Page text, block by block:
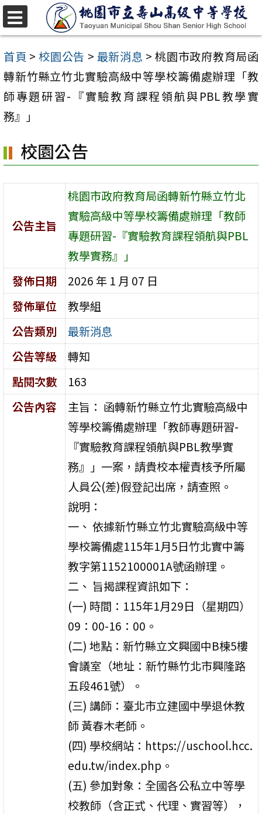
跳
至
主
要
內
容
首頁 > 校園公告 > 最新消息 > 桃園市政府教育局函
轉新竹縣立竹北實驗高級中等學校籌備處辦理「教
師專題研習-『實驗教育課程領航與PBL教學實
務』」
校園公告
公告主旨
桃園市政府教育局函轉新竹縣立竹北
實驗高級中等學校籌備處辦理「教師
專題研習-『實驗教育課程領航與PBL
教學實務』」
發佈日期
2026 年 1 月 07 日
發佈單位
教學組
公告類別
最新消息
公告等級
轉知
點閱次數
163
公告內容
主旨： 函轉新竹縣立竹北實驗高級中
等學校籌備處辦理「教師專題研習-
『實驗教育課程領航與PBL教學實
務』」一案，請貴校本權責核予所屬
人員公(差)假登記出席，請查照。
說明：
一、 依據新竹縣立竹北實驗高級中等
學校籌備處115年1月5日竹北實中籌
教字第1152100001A號函辦理。
二、 旨揭課程資訊如下：
(一) 時間：115年1月29日（星期四）
09：00-16：00。
(二) 地點：新竹縣立文興國中B棟5樓
會議室（地址：新竹縣竹北市興隆路
五段461號）。
(三) 講師：臺北市立建國中學退休教
師 黃春木老師。
(四) 學校網站：https://uschool.hcc.
edu.tw/index.php。
(五) 參加對象：全國各公私立中等學
校教師（含正式、代理、實習等），
選
單